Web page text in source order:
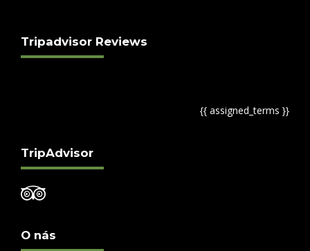
Tripadvisor Reviews
{{ assigned_terms }}
TripAdvisor
O nás